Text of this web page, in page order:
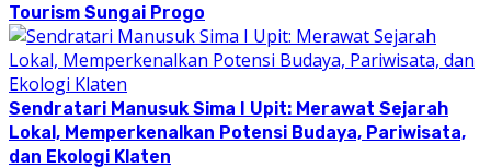
Tourism Sungai Progo
Sendratari Manusuk Sima I Upit: Merawat Sejarah
Lokal, Memperkenalkan Potensi Budaya, Pariwisata,
dan Ekologi Klaten